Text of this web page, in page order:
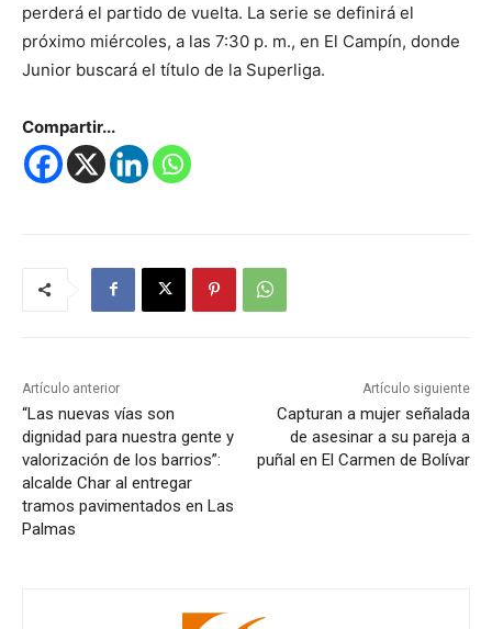
perderá el partido de vuelta. La serie se definirá el
próximo miércoles, a las 7:30 p. m., en El Campín, donde
Junior buscará el título de la Superliga.
Compartir...
Artículo anterior
“Las nuevas vías son
dignidad para nuestra gente y
valorización de los barrios”:
alcalde Char al entregar
tramos pavimentados en Las
Palmas
Artículo siguiente
Capturan a mujer señalada
de asesinar a su pareja a
puñal en El Carmen de Bolívar